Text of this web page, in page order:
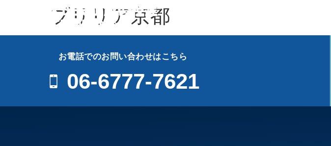
ブリリア京都
お電話でのお問い合わせはこちら
06-6777-7621